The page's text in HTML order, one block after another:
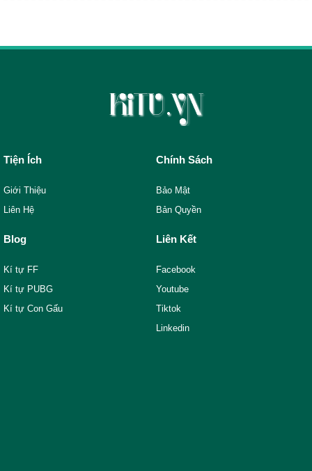
Tiện Ích
Giới Thiệu
Liên Hệ
Chính Sách
Bảo Mật
Bản Quyền
Blog
Kí tự FF
Kí tự PUBG
Kí tự Con Gấu
Liên Kết
Facebook
Youtube
Tiktok
Linkedin